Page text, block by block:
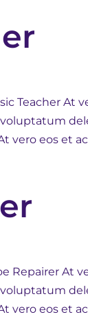
Teacher At
vero eos et
Repairer At
vero eos et